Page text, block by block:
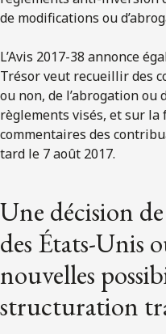
de modifications ou
L’Avis 2017-38 annonce
Trésor veut recueillir des
ou non, de l’abrogation ou
règlements visés, et sur la
commentaires des
tard le 7 août 2017.
Une décision
des États-Unis
nouvelles
structuration